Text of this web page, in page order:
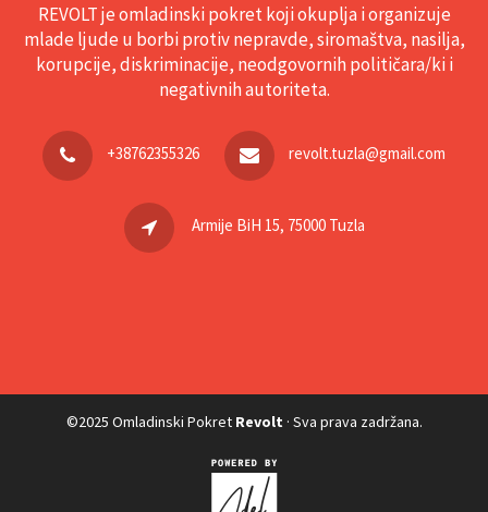
REVOLT je omladinski pokret koji okuplja i organizuje
mlade ljude u borbi protiv nepravde, siromaštva, nasilja,
korupcije, diskriminacije, neodgovornih političara/ki i
negativnih autoriteta.
+38762355326 revolt.tuzla@gmail.com
Armije BiH 15, 75000 Tuzla
©2025 Omladinski Pokret Revolt · Sva prava zadržana.